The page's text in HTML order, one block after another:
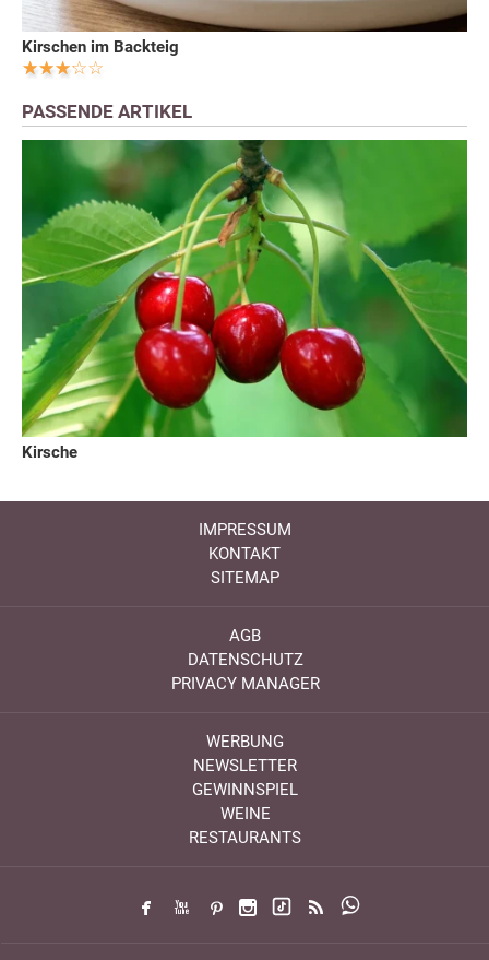
Kirschen im Backteig
PASSENDE ARTIKEL
Kirsche
IMPRESSUM
KONTAKT
SITEMAP
AGB
DATENSCHUTZ
PRIVACY MANAGER
WERBUNG
NEWSLETTER
GEWINNSPIEL
WEINE
RESTAURANTS